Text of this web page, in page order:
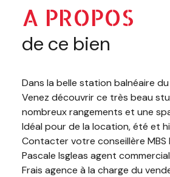
A PROPOS
de ce bien
Dans la belle station balnéaire
Venez découvrir ce très beau
nombreux rangements et une
Idéal pour de la location, été et
Contacter votre conseillère
Pascale Isgleas agent
Frais agence à la charge du